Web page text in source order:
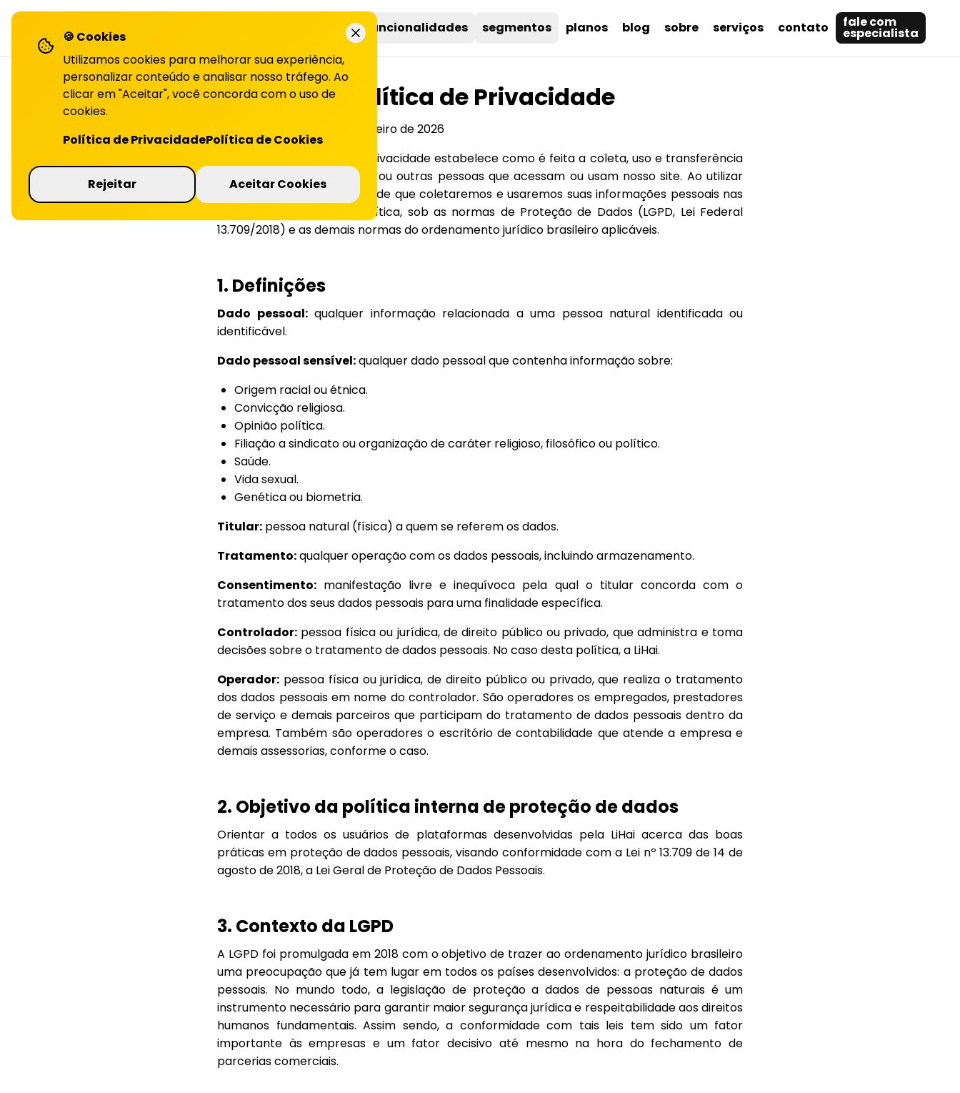
soluções funcionalidades segmentos planos blog sobre serviços contato fale com
especialista
Política de Privacidade
Fevereiro de 2026
Esta presente Política de Privacidade estabelece como é feita a coleta, uso e transferência
de informações de clientes ou outras pessoas que acessam ou usam nosso site. Ao utilizar
nossos serviços, você entende que coletaremos e usaremos suas informações pessoais nas
formas descritas nesta Política, sob as normas de Proteção de Dados (LGPD, Lei Federal
13.709/2018) e as demais normas do ordenamento jurídico brasileiro aplicáveis.
1. Definições
Dado pessoal:qualquer informação relacionada a uma pessoa natural identificada ou
identificável.
Dado pessoal sensível:qualquer dado pessoal que contenha informação sobre:
Origem racial ou étnica.
Convicção religiosa.
Opinião política.
Filiação a sindicato ou organização de caráter religioso, filosófico ou político.
Saúde.
Vida sexual.
Genética ou biometria.
Titular: pessoa natural (física) a quem se referem os dados.
Tratamento:qualquer operação com os dados pessoais, incluindo armazenamento.
Consentimento: manifestação livre e inequívoca pela qual o titular concorda com o
tratamento dos seus dados pessoais para uma finalidade específica.
Controlador: pessoa física ou jurídica, de direito público ou privado, que administra e toma
decisões sobre o tratamento de dados pessoais. No caso desta política, a LiHai.
Operador: pessoa física ou jurídica, de direito público ou privado, que realiza o tratamento
dos dados pessoais em nome do controlador. São operadores os empregados, prestadores
de serviço e demais parceiros que participam do tratamento de dados pessoais dentro da
empresa. Também são operadores o escritório de contabilidade que atende a empresa e
demais assessorias, conforme o caso.
2. Objetivo da política interna de proteção de dados
Orientar a todos os usuários de plataformas desenvolvidas pela LiHai acerca das boas
práticas em proteção de dados pessoais, visando conformidade com a Lei nº 13.709 de 14 de
agosto de 2018, a Lei Geral de Proteção de Dados Pessoais.
3. Contexto da LGPD
A LGPD foi promulgada em 2018 com o objetivo de trazer ao ordenamento jurídico brasileiro
uma preocupação que já tem lugar em todos os países desenvolvidos: a proteção de dados
pessoais. No mundo todo, a legislação de proteção a dados de pessoas naturais é um
instrumento necessário para garantir maior segurança jurídica e respeitabilidade aos direitos
humanos fundamentais. Assim sendo, a conformidade com tais leis tem sido um fator
importante às empresas e um fator decisivo até mesmo na hora do fechamento de
parcerias comerciais.
🍪 Cookies
Utilizamos cookies para melhorar sua experiência,
personalizar conteúdo e analisar nosso tráfego. Ao
clicar em "Aceitar", você concorda com o uso de
cookies.
Política de PrivacidadePolítica de Cookies
Rejeitar Aceitar Cookies